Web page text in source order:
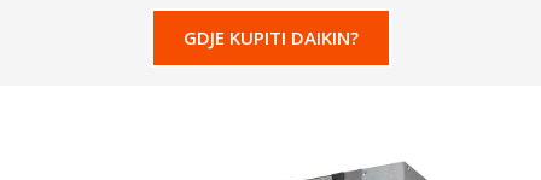
GDJE KUPITI DAIKIN?